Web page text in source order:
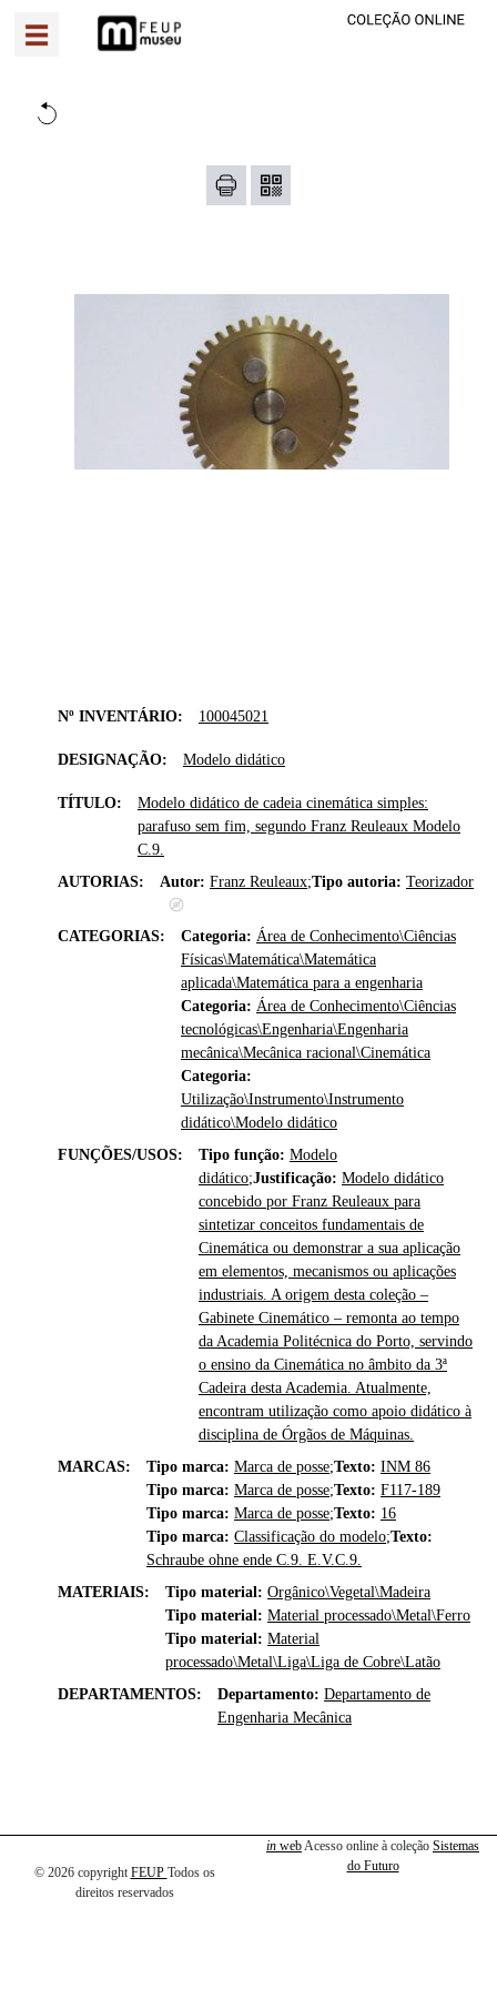
Nº INVENTÁRIO: 100045021
DESIGNAÇÃO: Modelo didático
TÍTULO:
Modelo didático de cadeia cinemática simples:
parafuso sem fim, segundo Franz Reuleaux Modelo
C.9.
AUTORIAS:
Autor: Franz Reuleaux;Tipo autoria: Teorizador
CATEGORIAS: Categoria: Área de Conhecimento\Ciências
Físicas\Matemática\Matemática
aplicada\Matemática para a engenharia
Categoria: Área de Conhecimento\Ciências
tecnológicas\Engenharia\Engenharia
mecânica\Mecânica racional\Cinemática
Categoria:
Utilização\Instrumento\Instrumento
didático\Modelo didático
FUNÇÕES/USOS:
Tipo função: Modelo
didático;Justificação: Modelo didático
concebido por Franz Reuleaux para
sintetizar conceitos fundamentais de
Cinemática ou demonstrar a sua aplicação
em elementos, mecanismos ou aplicações
industriais. A origem desta coleção –
Gabinete Cinemático – remonta ao tempo
da Academia Politécnica do Porto, servindo
o ensino da Cinemática no âmbito da 3ª
Cadeira desta Academia. Atualmente,
encontram utilização como apoio didático à
disciplina de Órgãos de Máquinas.
MARCAS:
Tipo marca: Marca de posse;Texto: INM 86
Tipo marca: Marca de posse;Texto: F117-189
Tipo marca: Marca de posse;Texto: 16
Tipo marca: Classificação do modelo;Texto:
Schraube ohne ende C.9. E.V.C.9.
MATERIAIS:
Tipo material: Orgânico\Vegetal\Madeira
Tipo material: Material processado\Metal\Ferro
Tipo material: Material
processado\Metal\Liga\Liga de Cobre\Latão
DEPARTAMENTOS:
Departamento: Departamento de
Engenharia Mecânica
© 2026copyrightFEUP Todos os
direitos reservados
in webAcesso online à coleção Sistemas
do Futuro